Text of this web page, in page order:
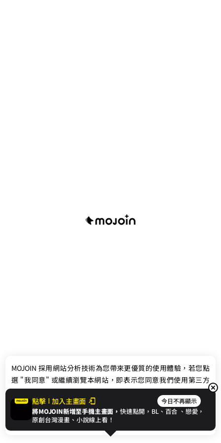
聯絡我們
© 2024 gamania Digital Entertainment Co., Ltd.
點擊 加入主畫面 今日不再顯示
將MOJOIN新增至手機主畫面，快速點開，BL、 百合 、戀愛，
原創台灣漫畫、小說線上看！
MOJOIN 採用網站分析技術為您帶來更優質的使用體驗，若您點
選 "我同意" 或繼續瀏覽本網站，即表示您同意我們使用第三方
Cookie，欲瞭解更多資訊請見隱私權政策。
我同意